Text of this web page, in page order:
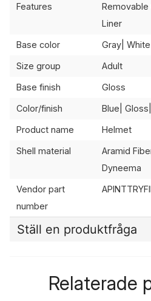
Features
Removable
Liner
Base color Gray| White
Size group Adult
Base finish Gloss
Color/finish Blue|
Product name Helmet
Shell material
Aramid
Dyneema
Vendor part
number
Ställ en produktfråga
Relaterade